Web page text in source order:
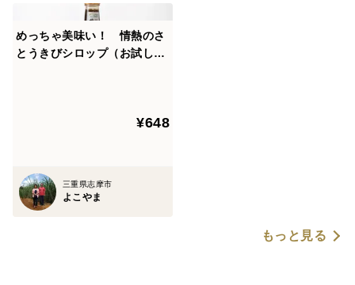
めっちゃ美味い！ 情熱のさ
とうきびシロップ（お試し
¥648
三重県志摩市
よこやま
もっと見る